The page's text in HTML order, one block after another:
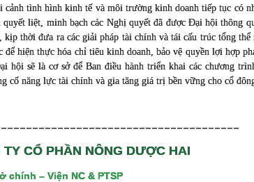
cảnh tình hình kinh tế và môi trường kinh doanh tiếp tục có
quyết liệt, minh bạch các Nghị quyết đã được Đại hội thông
kịp thời đưa ra các giải pháp tài chính và tái cấu trúc tổng
để hiện thực hóa chỉ tiêu kinh doanh, bảo vệ quyền lợi hợp
hội sẽ là cơ sở để Ban điều hành triển khai các chương
cố năng lực tài chính và gia tăng giá trị bền vững cho cổ
TY CỔ PHẦN NÔNG DƯỢC HAI
chính – Viện NC & PTSP